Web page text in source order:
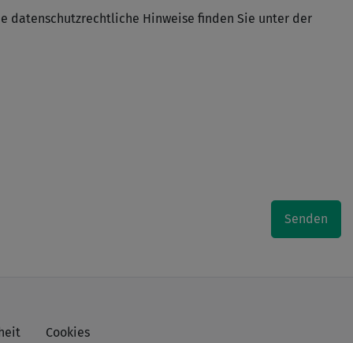
datenschutzrechtliche Hinweise finden Sie unter der
Senden
Cookies